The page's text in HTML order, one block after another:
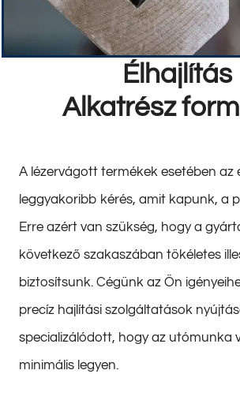
Élhajlítás
Alkatrész
A lézervágott termékek esetében az
leggyakoribb kérés, amit kapunk, a
Erre azért van szükség, hogy a
következő szakaszában tökéletes
biztosítsunk. Cégünk az Ön
precíz hajlítási szolgáltatások
specializálódott, hogy az utómunka
minimális legyen.